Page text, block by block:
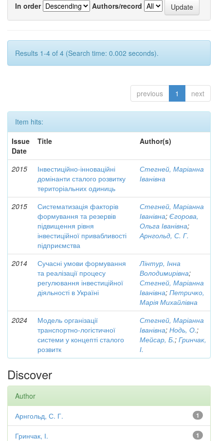
In order
Authors/record
Results 1-4 of 4 (Search time: 0.002 seconds).
previous 1 next
Item hits:
Issue
Date
Title Author(s)
2015
Інвестиційно-інноваційні
домінанти сталого розвитку
територіальних одиниць
Стегней, Маріанна
Іванівна
2015
Систематизація факторів
формування та резервів
підвищення рівня
інвестиційної привабливості
підприємства
Стегней, Маріанна
Іванівна; Єгорова,
Ольга Іванівна;
Арнгольд, С. Г.
2014
Сучасні умови формування
та реалізації процесу
регулювання інвестиційної
діяльності в Україні
Лінтур, Інна
Володимирівна;
Стегней, Маріанна
Іванівна; Петричко,
Марія Михайлівна
2024
Модель організації
транспортно-логістичної
системи у концепті сталого
розвитк
Стегней, Маріанна
Іванівна; Нодь, О.;
Мейсар, Б.; Гринчак,
І.
Discover
Author
1
Арнгольд, С. Г.
1
Гринчак, І.